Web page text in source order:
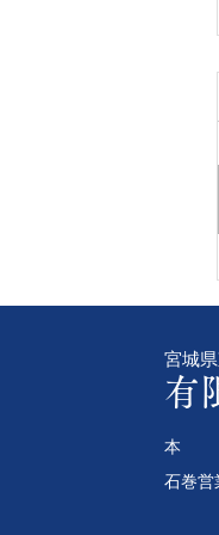
宮城
有
本 社
石巻